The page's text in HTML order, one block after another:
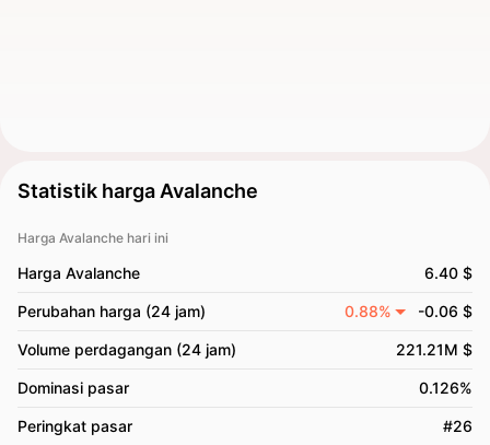
Statistik harga Avalanche
Harga Avalanche hari ini
Harga Avalanche 6.40 $
Perubahan harga (24 jam) 0.88% -0.06 $
Volume perdagangan (24 jam) 221.21M $
Dominasi pasar 0.126%
Peringkat pasar #26